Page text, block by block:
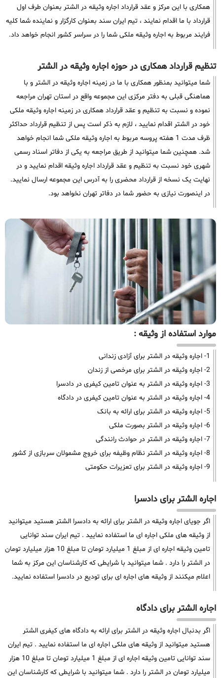
همکاری با این مرکز و عقد قرارداد اجاره وثیقه در الشتر بعنوان طرف اول
قرارداد با ما اقدام نمایند ، تیم ایران سند بعنوان کارگزار و نماینده شما کلیه
فرایند مربوط به اجاره وثیقه ملکی شما را در سراسر کشور انجام خواهد داد.
تنظیم قرارداد همکاری در حوزه اجاره وثیقه در الشتر
شما میتوانید بمنظور همکاری با ما در زمینه اجاره وثیقه در الشتر و با
هماهنگی قبلی به دفتر مرکزی این مجموعه واقع در استان تهران مراجعه
نموده و نسبت به تنظیم و عقد قرارداد همکاری در زمینه اجاره وثیقه ملکی
خود در الشتر اقدام نمایید ، لازم به ذکر است پس از تنظیم قرارداد حداکثر
ظرف مدت 1 هفته پروسه مربوط به اجاره وثیقه ملکی شما انجام خواهد
شد. همچنین شما میتوانید از طریق مراجعه به یکی از دفاتر اسناد رسمی
شهری خود نسبت به تنظیم و عقد قرارداد اجاره وثیقه اقدام نمایید و در
نهایت یک نسخه از قرارداد محضری را به آدرس این مجموعه ارسال نمایید.
در اینصورت نیازی به حضور شما در دفاتر تهران نخواهد بود.
موارد استفاده از وثیقه :
1- اجاره وثیقه در الشتر برای آزادی زندانی
2- اجاره وثیقه در الشتر برای مرخصی از زندان
3- اجاره وثیقه در الشتر به عنوان تامین کیفری در دادسرا
4- اجاره وثیقه در الشتر به عنوان تامین کیفری در دادگاه
5- اجاره وثیقه در الشتر برای ارائه به بانک
6- اجاره وثیقه در الشتر بصورت ملکی
7- اجاره وثیقه در الشتر در حوادث رانندگی
8- اجاره وثیقه در الشتر نظام وظیفه برای خروج مشمولان سربازی از کشور
9- اجاره وثیقه در الشتر برای تعزیرات حکومتی
اجاره الشتر برای دادسرا
اگر جویای اجاره وثیقه در الشتر برای ارائه به دادسرا الشتر هستید میتوانید
از وثیقه های ملکی اجاره ای ما استفاده نمایید . تیم ایران سند توانایی
تامین وثیقه اجاره ای از مبلغ 1 میلیارد تومان تا مبلغ 10 هزار میلیارد تومان
در الشتر را دارد . شما میتوانید با شرایطی که کارشناسان این مرکز به شما
اعلام میکنند از وثیقه های اجاره ای برای تودیع در دادسرا استفاده نمایید.
اجاره الشتر برای دادگاه
اگر بدنبال اجاره وثیقه در الشتر برای ارائه به دادگاه های کیفری الشتر
هستید میتوانید از وثیقه های ملکی اجاره ای ما استفاده نمایید . تیم ایران
سند توانایی تامین وثیقه اجاره ای از مبلغ 1 میلیارد تومان تا مبلغ 10 هزار
میلیارد تومان در الشتر را دارد . شما میتوانید با شرایطی که کارشناسان این